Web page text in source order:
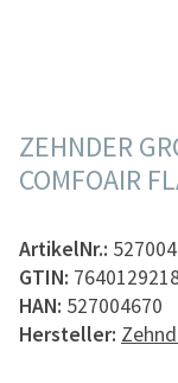
ZEHNDER
COMFOAIR
ArtikelNr.:
GTIN:
HAN: 527004670
Hersteller: